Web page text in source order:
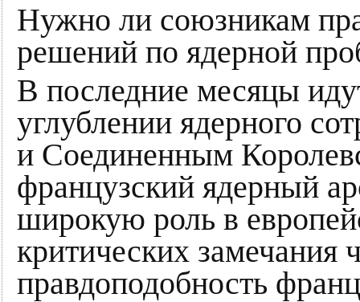
Нужно ли союзникам
решений по ядерной
В последние месяцы
углублении ядерного
и Соединенным
французский ядерный
широкую роль в
критических замечания
правдоподобность